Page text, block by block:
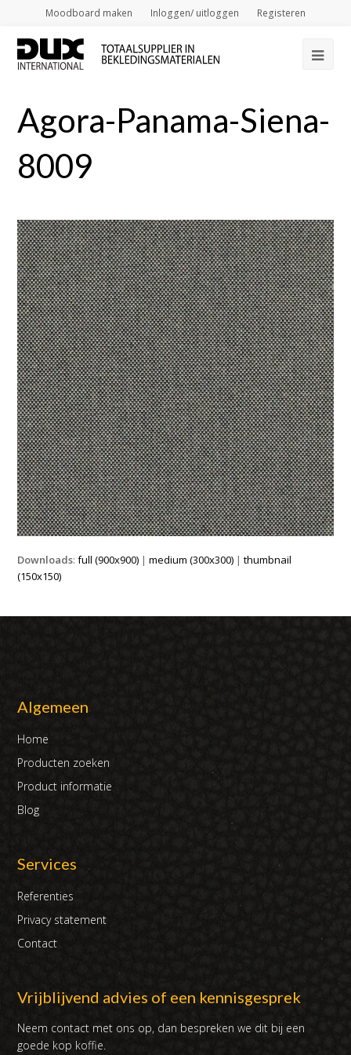
Moodboard maken Inloggen/ uitloggen Registeren
Agora-Panama-Siena-
8009
Downloads:full (900x900) |medium (300x300) |thumbnail
(150x150)
Algemeen
Home
Producten zoeken
Product informatie
Blog
Services
Referenties
Privacy statement
Contact
Vrijblijvend advies of een kennisgesprek
Neem contact met ons op, dan bespreken we dit bij een
goede kop koffie.